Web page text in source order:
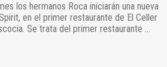
los hermanos Roca iniciarán una nueva
en el primer restaurante de El Celler
Se trata del primer restaurante …